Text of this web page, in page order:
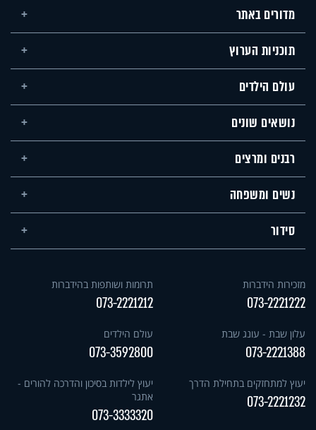
מדורים באתר
תוכניות הערוץ
עולם הילדים
נושאים שונים
רבנים ומרצים
נשים ומשפחה
סידור
מזכירות הידברות
073-2221222
תרומות ושותפות בהידברות
073-2221212
עלון שבת - עונג שבת
073-2221388
עולם הילדים
073-3592800
יעוץ למתחזקים בתחילת הדרך
073-2221232
יעוץ לילדות בסיכון והדרכה להורים -
אתגר
073-3333320